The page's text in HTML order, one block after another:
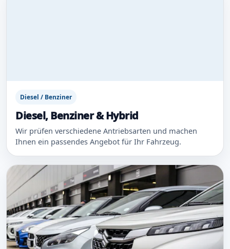
Diesel / Benziner
Diesel, Benziner & Hybrid
Wir prüfen verschiedene Antriebsarten und machen
Ihnen ein passendes Angebot für Ihr Fahrzeug.